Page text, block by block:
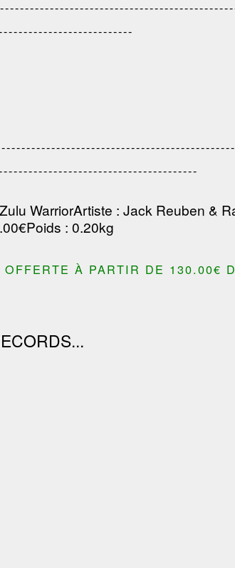
WarriorArtiste :Jack Reuben &
Poids : 0.20kg
À PARTIR DE 130.00€